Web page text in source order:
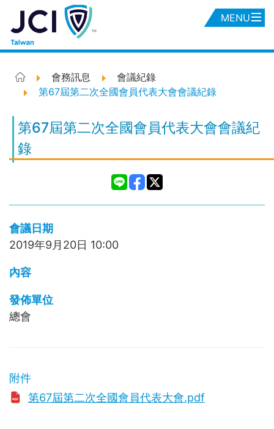
MENU
會務訊息
會議紀錄
第67屆第二次全國會員代表大會會議紀錄
第67屆第二次全國會員代表大會會議紀
錄
會議日期
2019年9月20日 10:00
內容
發佈單位
總會
附件
第67屆第二次全國會員代表大會.pdf